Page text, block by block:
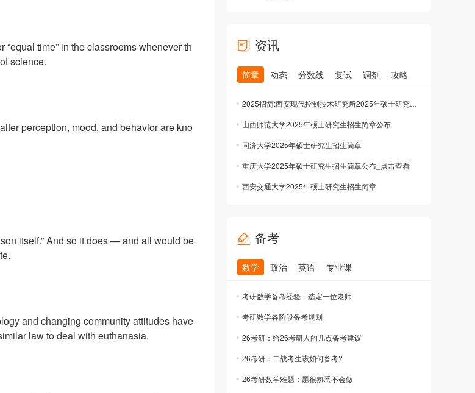
time” in the classrooms whenever th
science.
perception, mood, and behavior are kno
itself.” And so it does — and all would be
and changing community attitudes have
law to deal with euthanasia.
资讯
简章 动态 分数线 复试 调剂 攻略
2025招简:西安现代控制技术研究所2025年硕士研究生招生简章公布
山西师范大学2025年硕士研究生招生简章公布
同济大学2025年硕士研究生招生简章
重庆大学2025年硕士研究生招生简章公布_点击查看
西安交通大学2025年硕士研究生招生简章
备考
数学 政治 英语 专业课
考研数学备考经验：选定一位老师
考研数学各阶段备考规划
26考研：给26考研人的几点备考建议
26考研：二战考生该如何备考?
26考研数学难题：题很熟悉不会做